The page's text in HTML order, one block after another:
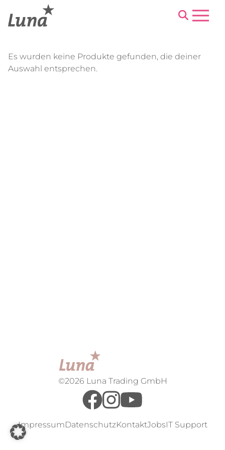
Menu
Es wurden keine Produkte gefunden, die deiner
Auswahl entsprechen.
©2026 Luna Trading GmbH
ImpressumDatenschutzKontaktJobsIT Support